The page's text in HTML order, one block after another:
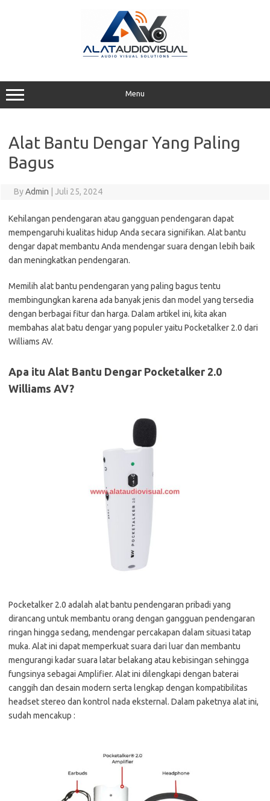
Menu
Alat Bantu Dengar Yang Paling
Bagus
ByAdmin Juli 25, 2024
Kehilangan pendengaran atau gangguan pendengaran dapat
mempengaruhi kualitas hidup Anda secara signifikan. Alat bantu
dengar dapat membantu Anda mendengar suara dengan lebih baik
dan meningkatkan pendengaran.
Memilih alat bantu pendengaran yang paling bagus tentu
membingungkan karena ada banyak jenis dan model yang tersedia
dengan berbagai fitur dan harga. Dalam artikel ini, kita akan
membahas alat batu dengar yang populer yaitu Pocketalker 2.0 dari
Williams AV.
Apa itu Alat Bantu Dengar Pocketalker 2.0
Williams AV?
Pocketalker 2.0 adalah alat bantu pendengaran pribadi yang
dirancang untuk membantu orang dengan gangguan pendengaran
ringan hingga sedang, mendengar percakapan dalam situasi tatap
muka. Alat ini dapat memperkuat suara dari luar dan membantu
mengurangi kadar suara latar belakang atau kebisingan sehingga
fungsinya sebagai Amplifier. Alat ini dilengkapi dengan baterai
canggih dan desain modern serta lengkap dengan kompatibilitas
headset stereo dan kontrol nada eksternal. Dalam paketnya alat ini,
sudah mencakup :